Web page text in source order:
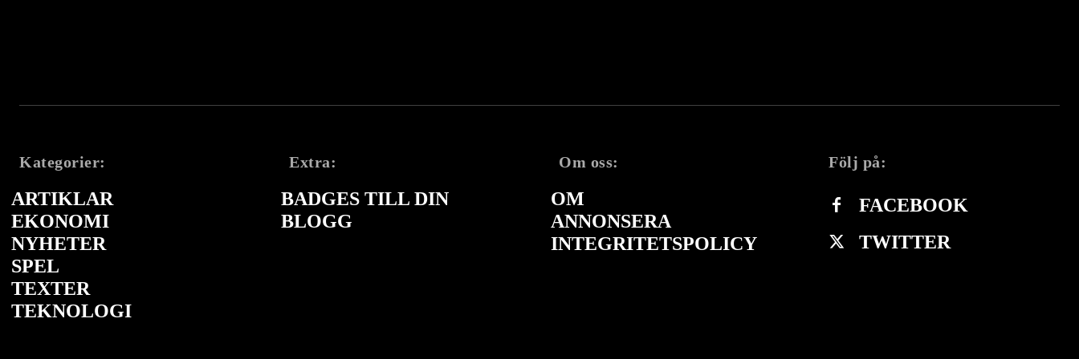
Kategorier:
ARTIKLAR
EKONOMI
NYHETER
SPEL
TEXTER
TEKNOLOGI
Extra:
BADGES TILL DIN
BLOGG
Om oss:
OM
ANNONSERA
INTEGRITETSPOLICY
Följ på:
FACEBOOK
TWITTER